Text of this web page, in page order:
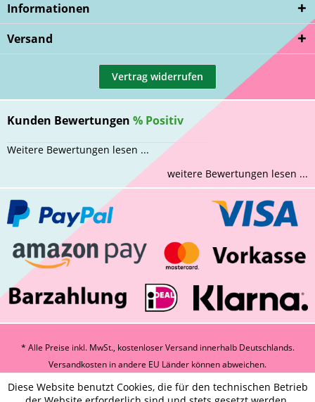
Informationen
Versand
Vertrag widerrufen
Kunden Bewertungen % Positiv
Weitere Bewertungen lesen ...
weitere Bewertungen lesen ...
* Alle Preise inkl. MwSt., kostenloser Versand innerhalb Deutschlands.
Versandkosten in andere EU Länder können abweichen.
Diese Website benutzt Cookies, die für den technischen Betrieb